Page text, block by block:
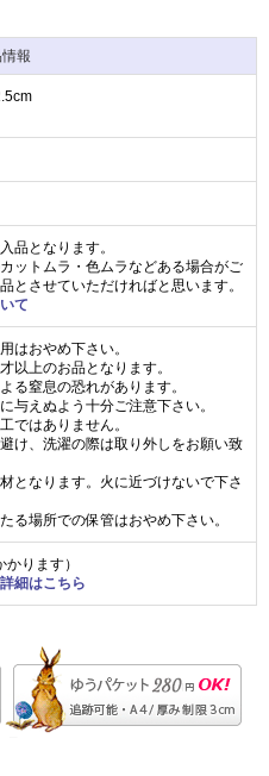
報
品となります。
ットムラ・色ムラなどある場合がご
とさせていただければと思います。
て
はおやめ下さい。
以上のお品となります。
る窒息の恐れがあります。
与えぬよう十分ご注意下さい。
ではありません。
け、洗濯の際は取り外しをお願い致
となります。火に近づけないで下さ
る場所での保管はおやめ下さい。
かります）
細はこちら